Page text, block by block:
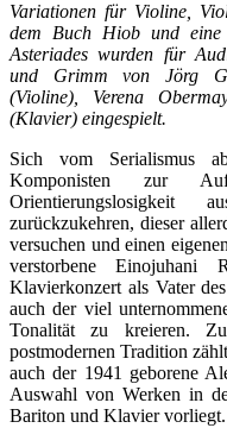
Variationen für Violine,
dem Buch Hiob und
Asteriades wurden für
und Grimm von Jörg
(Violine), Verena
(Klavier) eingespielt.
Sich vom Serialismus
Komponisten zur
Orientierungslosigkeit
zurückzukehren, dieser
versuchen und einen
verstorbene Einojuhani
Klavierkonzert als Vater
auch der viel
Tonalität zu kreieren.
postmodernen Tradition
auch der 1941 geborene
Auswahl von Werken in
Bariton und Klavier vorliegt.